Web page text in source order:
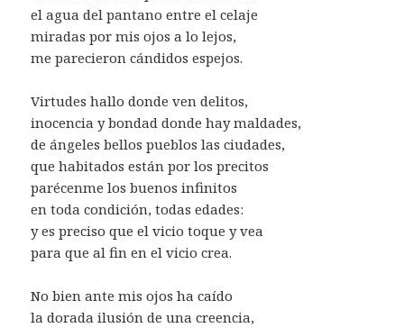
el agua del pantano entre el celaje
miradas por mis ojos a lo lejos,
me parecieron cándidos espejos.
Virtudes hallo donde ven delitos,
inocencia y bondad donde hay maldades,
de ángeles bellos pueblos las ciudades,
que habitados están por los precitos
parécenme los buenos infinitos
en toda condición, todas edades:
y es preciso que el vicio toque y vea
para que al fin en el vicio crea.
No bien ante mis ojos ha caído
la dorada ilusión de una creencia,